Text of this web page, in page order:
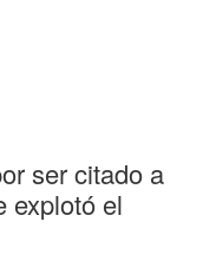
ser citado a
explotó el